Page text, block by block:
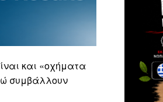
και «οχήματα
συμβάλλουν